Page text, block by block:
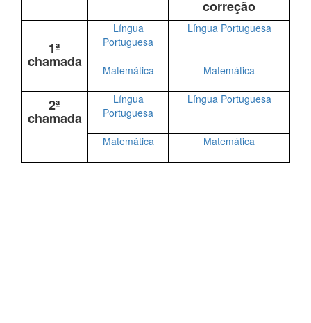
correção
1ª
chamada
Língua
Portuguesa
Língua Portuguesa
Matemática Matemática
2ª
chamada
Língua
Portuguesa
Língua Portuguesa
Matemática Matemática